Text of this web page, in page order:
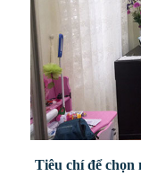
Tiêu chí để chọn